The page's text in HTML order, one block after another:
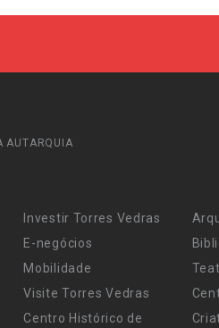
AUTARQUIA
Investir Torres Vedras
E-negócios
Mobilidade
Visite Torres Vedras
Centro Histórico de